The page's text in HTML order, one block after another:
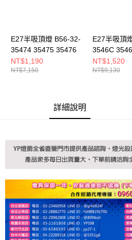
時審查核予不同之上限額度；若仍有額度
５．嚴禁一人註冊多個帳號或使用他人資
恩沛科技股份有限公司將有權停止該用戶
E27半吸頂燈 B56-32-
35474 35475 35476
NT$1,190
NT$7,150
E27半吸頂
3546C
NT$1,520
NT$9,130
詳細說明